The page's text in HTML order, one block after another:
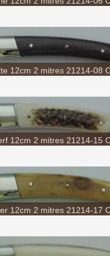
12cm 2 mitres 21214-08
12cm 2 mitres 21214-15
12cm 2 mitres 21214-17